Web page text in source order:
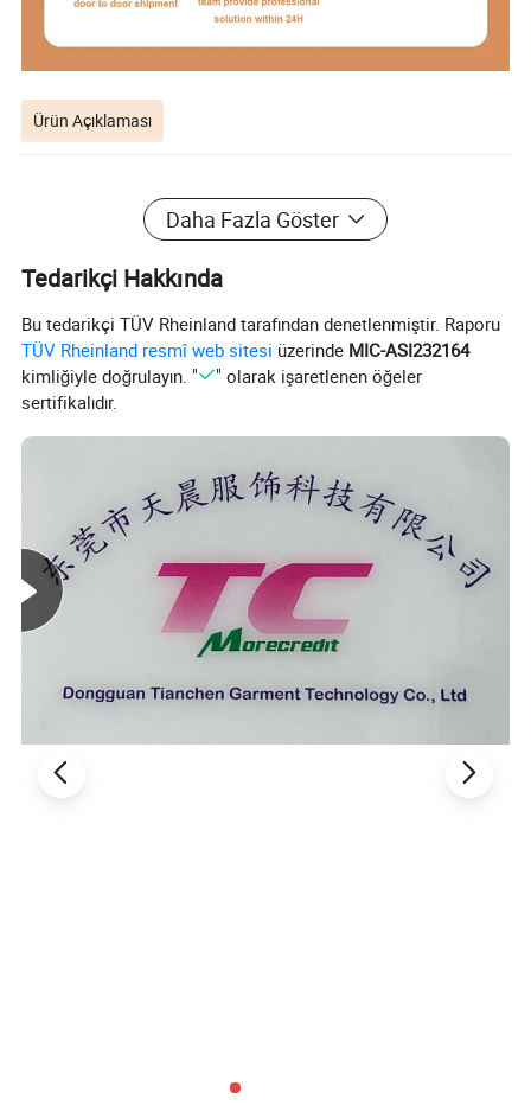
Ürün Açıklaması
Daha Fazla Göster
Tedarikçi Hakkında
Bu tedarikçi TÜV Rheinland tarafından denetlenmiştir. Raporu
TÜV Rheinland resmî web sitesi üzerinde MIC-ASI232164
kimliğiyle doğrulayın. "
" olarak işaretlenen öğeler
sertifikalıdır.